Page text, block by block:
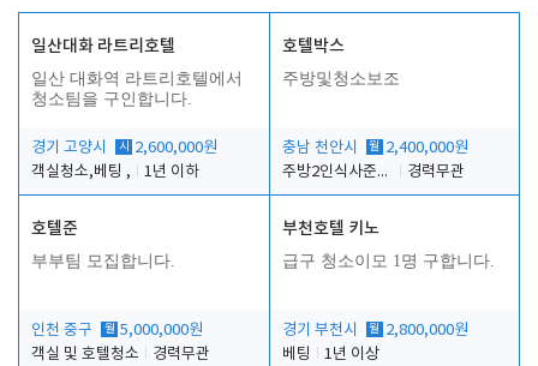
일산대화 라트리호텔
일산 대화역 라트리호텔에서
청소팀을 구인합니다.
경기 고양시 시
2,600,000원
객실청소,베팅 ,
1년 이하
호텔박스
주방및청소보조
충남 천안시 월 2,400,000원
주방2인식사준비및청소린렌보조
경력무관
호텔준
부부팀 모집합니다.
인천 중구 월 5,000,000원
객실 및 호텔청소
경력무관
부천호텔 키노
급구 청소이모 1명 구합니다.
경기 부천시 월 2,800,000원
베팅
1년 이상